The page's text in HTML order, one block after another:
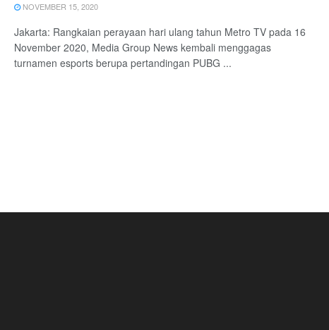
NOVEMBER 15, 2020
Jakarta: Rangkaian perayaan hari ulang tahun Metro TV pada 16
November 2020, Media Group News kembali menggagas
turnamen esports berupa pertandingan PUBG ...